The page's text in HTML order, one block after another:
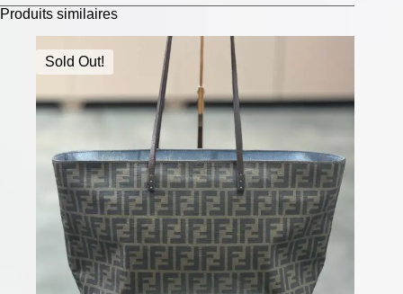
Produits similaires
Sold Out!